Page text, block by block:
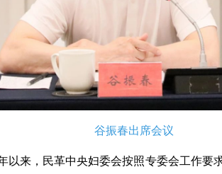
谷振春出席会议
以来，民革中央妇委会按照专委会工作要